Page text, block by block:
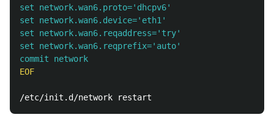
set network.wan6.proto='dhcpv6'
set network.wan6.device='eth1'
set network.wan6.reqaddress='try'
set network.wan6.reqprefix='auto'
EOF